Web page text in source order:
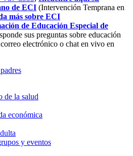
de ECI (Intervención Temprana en
más sobre ECI
de Educación Especial de
sus preguntas sobre educación
electrónico o chat en vivo en
de la salud
económica
y eventos